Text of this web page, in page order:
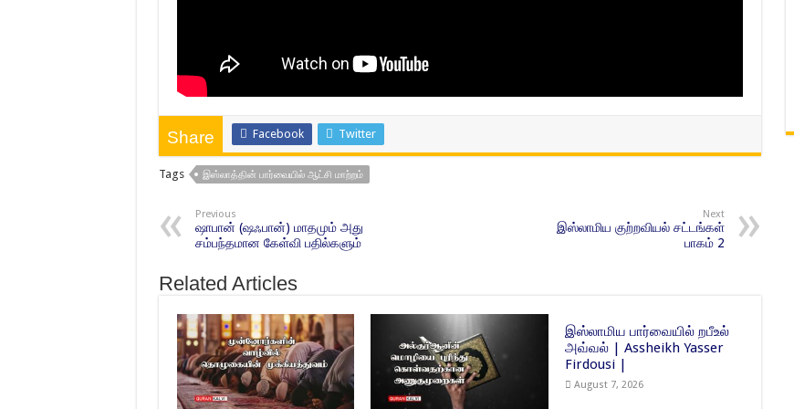
Share Facebook Twitter
Tags இஸ்லாத்தின் பார்வையில் ஆட்சி மாற்றம்
Previous
ஷாபான் (ஷஃபான்) மாதமும் அது
சம்பந்தமான கேள்வி பதில்களும்
Next
இஸ்லாமிய குற்றவியல் சட்டங்கள்
பாகம் 2
Related Articles
இஸ்லாமிய பார்வையில் றபீஉல்
அவ்வல் | Assheikh Yasser
Firdousi |
August 7, 2026